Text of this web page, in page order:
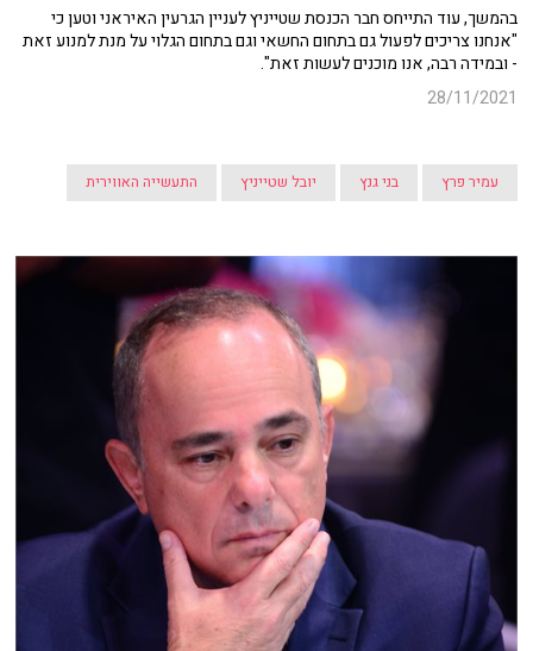
בהמשך, עוד התייחס חבר הכנסת שטייניץ לעניין הגרעין האיראני וטען כי
"אנחנו צריכים לפעול גם בתחום החשאי וגם בתחום הגלוי על מנת למנוע זאת
- ובמידה רבה, אנו מוכנים לעשות זאת".
28/11/2021
עמיר פרץ בני גנץ יובל שטייניץ התעשייה האווירית